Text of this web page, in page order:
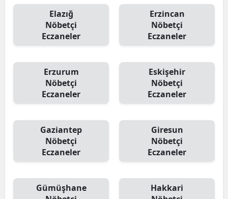
Düzce
Elazığ
Nöbetçi
Eczaneler
Erzincan
Nöbetçi
Eczaneler
Erzurum
Nöbetçi
Eczaneler
Eskişehir
Nöbetçi
Eczaneler
Gaziantep
Nöbetçi
Eczaneler
Giresun
Nöbetçi
Eczaneler
Gümüşhane
Hakkari